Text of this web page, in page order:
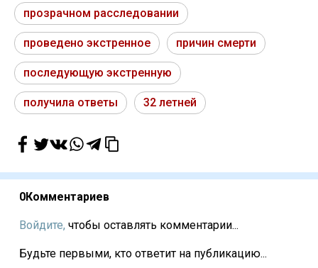
прозрачном расследовании
проведено экстренное причин смерти
последующую экстренную
получила ответы 32 летней
0Комментариев
Войдите, чтобы оставлять комментарии...
Будьте первыми, кто ответит на публикацию...